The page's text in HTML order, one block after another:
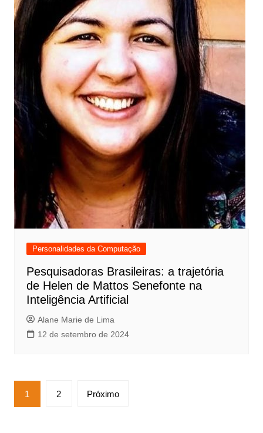
Personalidades da Computação
Pesquisadoras Brasileiras: a trajetória
de Helen de Mattos Senefonte na
Inteligência Artificial
Alane Marie de Lima
12 de setembro de 2024
Paginação
de
1 2 Próximo